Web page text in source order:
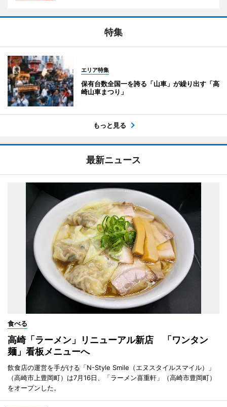
特集
エリア特集
保有台数全国一を誇る「山車」が繰り出す「高
崎山車まつり」
もっと見る
最新ニュース
食べる
高崎「ラーメン」リニューアル新店 「ワンタン
麺」看板メニューへ
飲食店の運営を手がける「N-Style Smile（エヌスタイルスマイル）」
（高崎市上豊岡町）は7月16日、「ラーメン喜重軒」（高崎市豊岡町）
をオープンした。